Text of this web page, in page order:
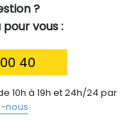
?
vous :
40
10h à 19h et 24h/24 par
nous